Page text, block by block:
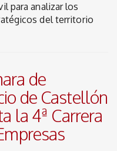
para analizar los
del territorio
de
de Castellón
la 4ª Carrera